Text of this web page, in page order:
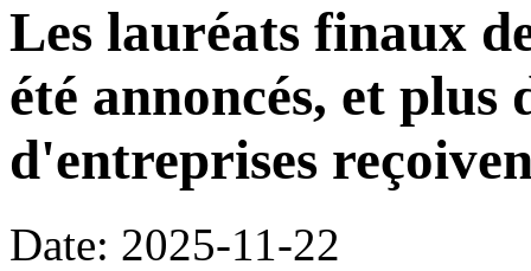
Les lauréats finaux
été annoncés, et
d'entreprises
Date: 2025-11-22